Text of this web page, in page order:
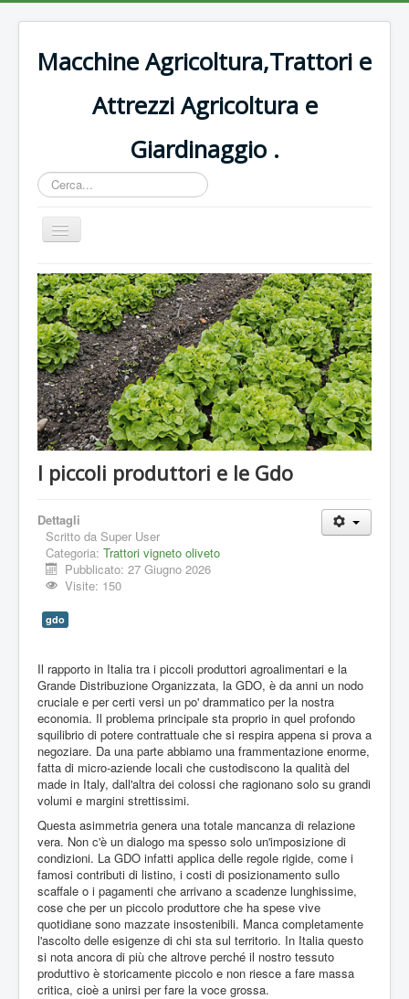
Macchine Agricoltura,Trattori e
Attrezzi Agricoltura e
Giardinaggio .
Cerca...
Cambia
navigazione
Home
Decespugliatori Oleomac
Rasaerba
Trattori vigneto
Forbici e potatura
I piccoli produttori e le Gdo
Dettagli
Scritto da Super User
Categoria: Trattori vigneto oliveto
Pubblicato: 27 Giugno 2026
Visite: 150
gdo
Il rapporto in Italia tra i piccoli produttori agroalimentari e la
Grande Distribuzione Organizzata, la GDO, è da anni un nodo
cruciale e per certi versi un po' drammatico per la nostra
economia. Il problema principale sta proprio in quel profondo
squilibrio di potere contrattuale che si respira appena si prova a
negoziare. Da una parte abbiamo una frammentazione enorme,
fatta di micro-aziende locali che custodiscono la qualità del
made in Italy, dall'altra dei colossi che ragionano solo su grandi
volumi e margini strettissimi.
Questa asimmetria genera una totale mancanza di relazione
vera. Non c'è un dialogo ma spesso solo un'imposizione di
condizioni. La GDO infatti applica delle regole rigide, come i
famosi contributi di listino, i costi di posizionamento sullo
scaffale o i pagamenti che arrivano a scadenze lunghissime,
cose che per un piccolo produttore che ha spese vive
quotidiane sono mazzate insostenibili. Manca completamente
l'ascolto delle esigenze di chi sta sul territorio. In Italia questo
si nota ancora di più che altrove perché il nostro tessuto
produttivo è storicamente piccolo e non riesce a fare massa
critica, cioè a unirsi per fare la voce grossa.